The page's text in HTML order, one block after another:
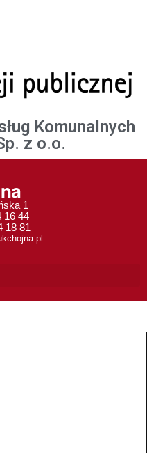
Komunalnych
z o.o.
1
16 44
18 81